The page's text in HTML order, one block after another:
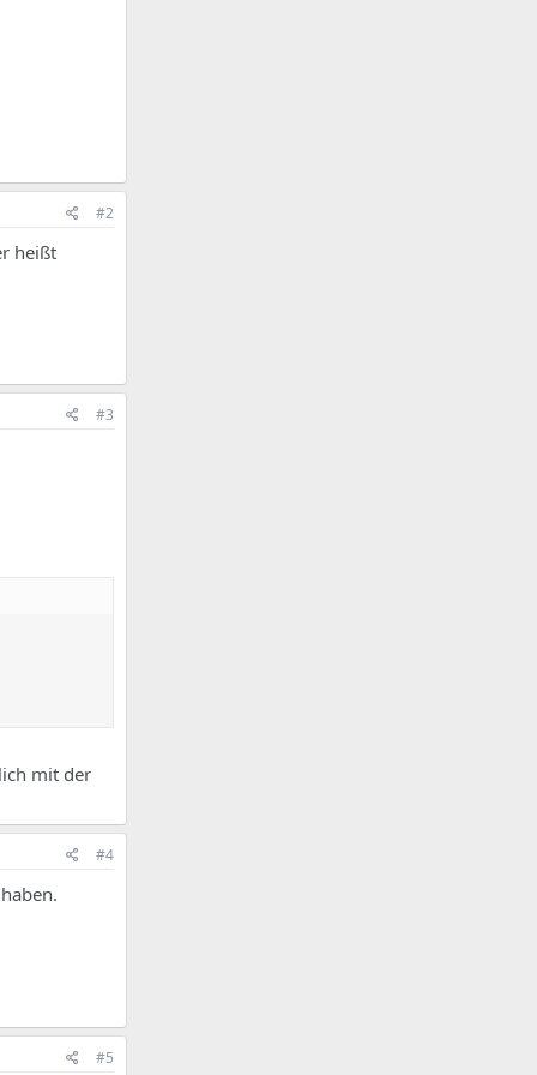
#2
heißt
#3
mit der
#4
#5